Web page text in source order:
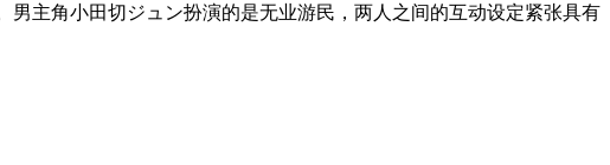
主角小田切ジュン扮演的是无业游民，两人之间的互动设定紧张具有